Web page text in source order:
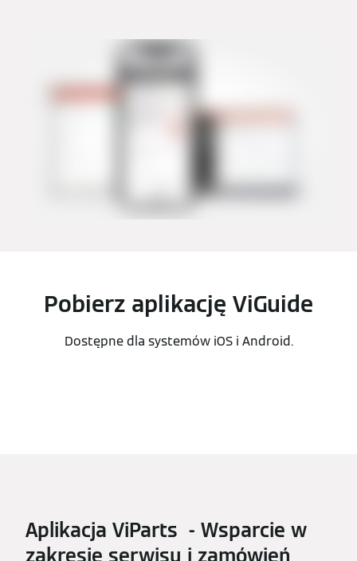
Pobierz aplikację ViGuide
Dostępne dla systemów iOS i Android.
Aplikacja ViParts - Wsparcie w
zakresie serwisu i zamówień